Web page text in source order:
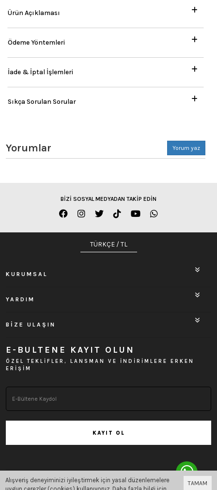
Ürün Açıklaması
Ödeme Yöntemleri
İade & İptal İşlemleri
Sıkça Sorulan Sorular
Yorumlar Yorum yaz
BİZİ SOSYAL MEDYADAN TAKİP EDİN
TÜRKÇE / TL
KURUMSAL
YARDIM
BİZE ULAŞIN
E-BULTENE KAYIT OLUN
ÖZEL TEKLİFLER, LANSMAN VE İNDİRİMLERE ERKEN
ERİŞİM
KAYIT OL
Bu site Vikaon E-Ticaret sistemleriile hazırlanmıştır.
TAMAM
Alışveriş deneyiminizi iyileştirmek için yasal düzenlemelere